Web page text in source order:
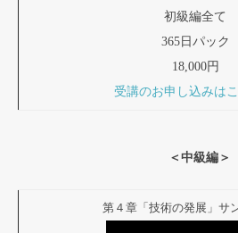
初級編全て
365日パック
18,000円
受講のお申し込みはこ
＜中級編＞
第４章「技術の発展」サ